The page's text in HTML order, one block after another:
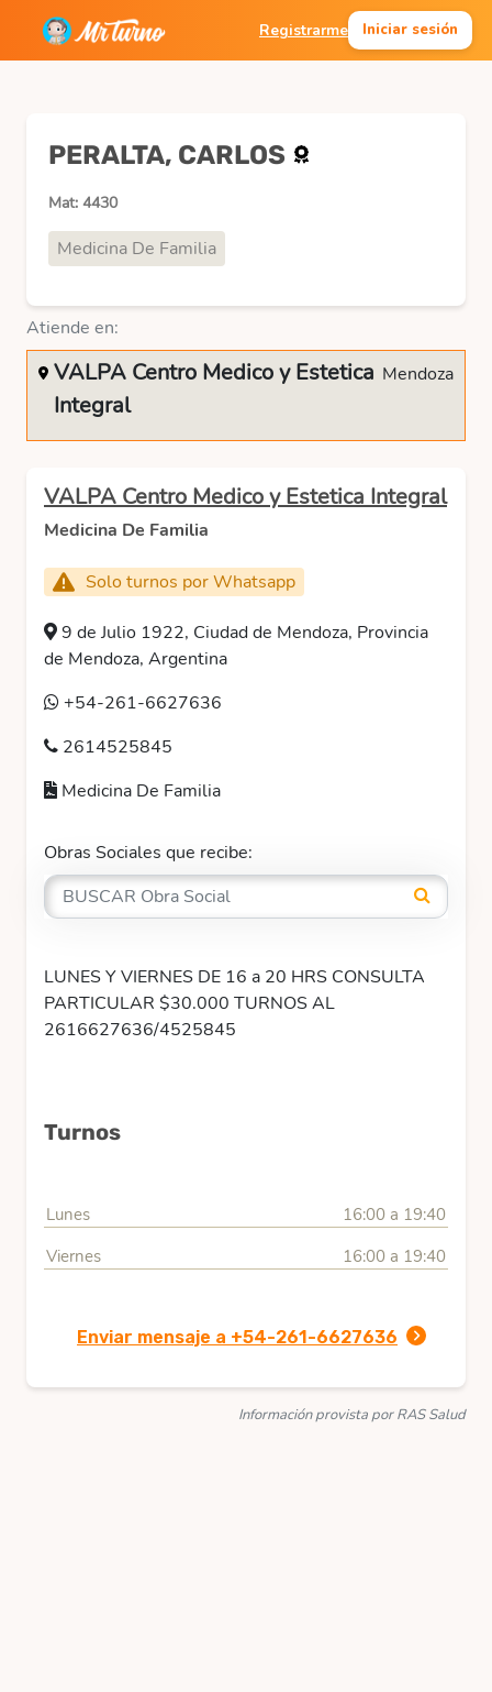
Registrarme Iniciar sesión
PERALTA, CARLOS
Mat: 4430
Medicina De Familia
Atiende en:
VALPA Centro Medico y Estetica
Integral
Mendoza
VALPA Centro Medico y Estetica Integral
Medicina De Familia
Solo turnos por Whatsapp
9 de Julio 1922, Ciudad de Mendoza, Provincia
de Mendoza, Argentina
+54-261-6627636
2614525845
Medicina De Familia
Obras Sociales que recibe:
LUNES Y VIERNES DE 16 a 20 HRS CONSULTA
PARTICULAR $30.000 TURNOS AL
2616627636/4525845
Turnos
Lunes
16:00 a 19:40
Viernes
16:00 a 19:40
Enviar mensaje a +54-261-6627636
Información provista por RAS Salud